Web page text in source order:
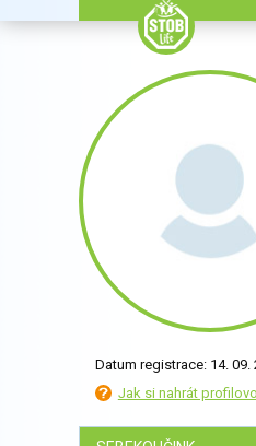
Datum registrace: 14. 09.
Jak si nahrát